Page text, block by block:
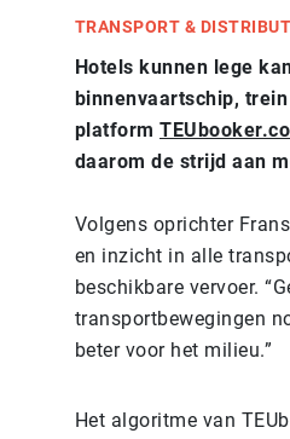
TRANSPORT &
Hotels kunnen lege
binnenvaartschip,
platform
daarom de strijd aan
Volgens oprichter
en inzicht in alle
beschikbare vervoer.
transportbewegingen
beter voor het milieu.”
Het algoritme van